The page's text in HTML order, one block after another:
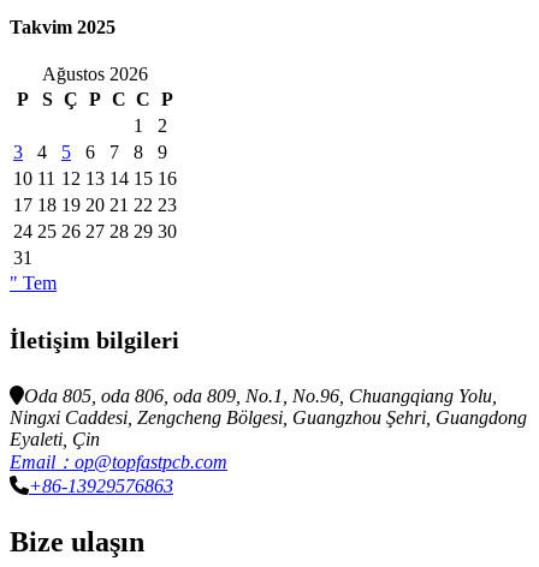
Takvim 2025
Ağustos 2026
P
S Ç P C C P
1
2
3
4 5 6 7 8
9
10 11 12 13 14 15 16
17 18 19 20 21 22 23
24 25 26 27 28 29 30
31
" Tem
İletişim bilgileri
Oda 805, oda 806, oda 809, No.1, No.96, Chuangqiang Yolu,
Ningxi Caddesi, Zengcheng Bölgesi, Guangzhou Şehri, Guangdong
Eyaleti, Çin
Email：op@topfastpcb.com
+86-13929576863
Bize ulaşın